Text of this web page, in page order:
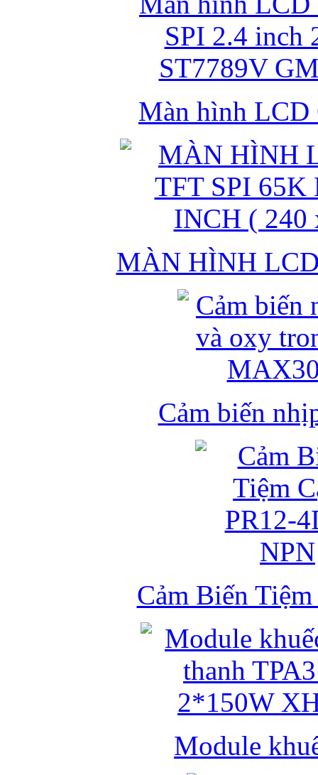
Màn hình LCD
MÀN HÌNH
Cảm biến
Cảm Biến
Module